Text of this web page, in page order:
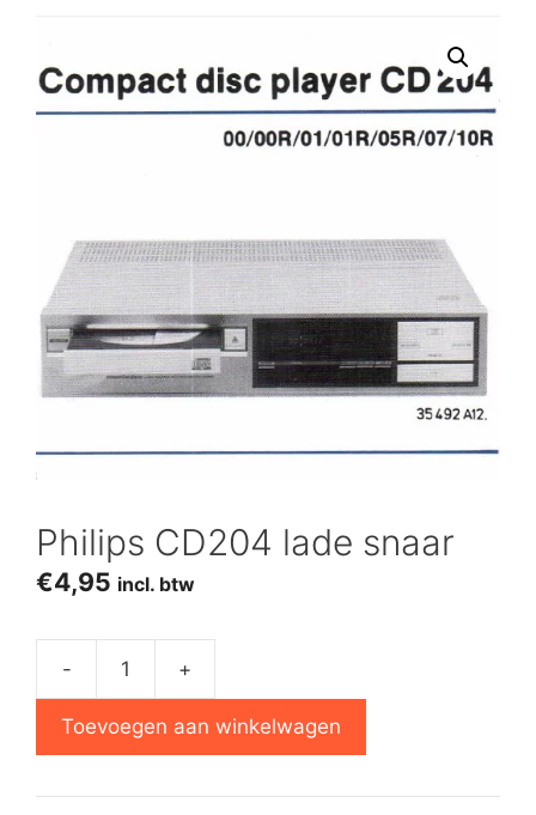
Philips CD204 lade snaar
€4,95 incl. btw
-
lade
aantal
+
Toevoegen aan winkelwagen